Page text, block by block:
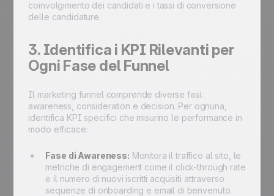
coinvolgimento dei candidati e i tassi di conversione
delle candidature.
3. Identifica i KPI Rilevanti per
Ogni Fase del Funnel
Il marketing funnel comprende diverse fasi:
awareness, consideration e decision. Per ognuna,
identifica KPI specifici che misurino le performance in
modo efficace:
Fase di Awareness: Monitora il traffico al sito, le
metriche di engagement come il click-through rate
e il numero di nuovi iscritti acquisiti attraverso
sequenze di onboarding e email di benvenuto.